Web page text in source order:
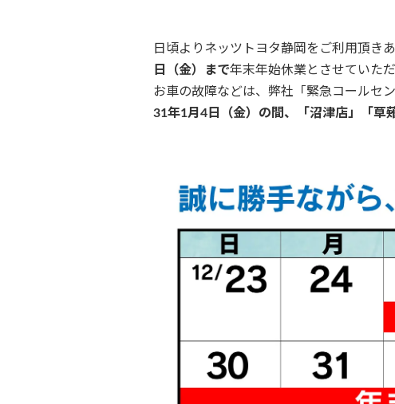
日頃よりネッツトヨタ静岡をご利用頂き
日（金）まで年末年始休業とさせていただ
お車の故障などは、弊社「緊急コールセ
31年1月4日（金）の間、「沼津店」「草